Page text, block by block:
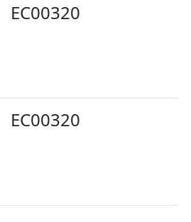
EC00320
EC00320